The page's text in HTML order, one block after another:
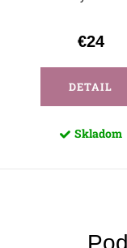
€24
DETAIL
Skladom